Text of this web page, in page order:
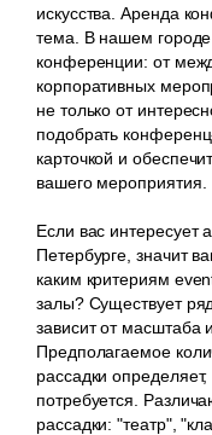
искусства. Аренда
тема. В нашем
конференции: от
корпоративных
не только от
подобрать
карточкой и
вашего мероприятия.
Если вас интересует
Петербурге, значит
каким критериям
залы? Существует
зависит от масштаба
Предполагаемое
рассадки
потребуется.
рассадки: "театр",